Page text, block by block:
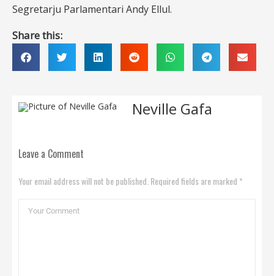
Segretarju Parlamentari Andy Ellul.
Share this:
Neville Gafa
Leave a Comment
Your email address will not be published. Required fields are marked *